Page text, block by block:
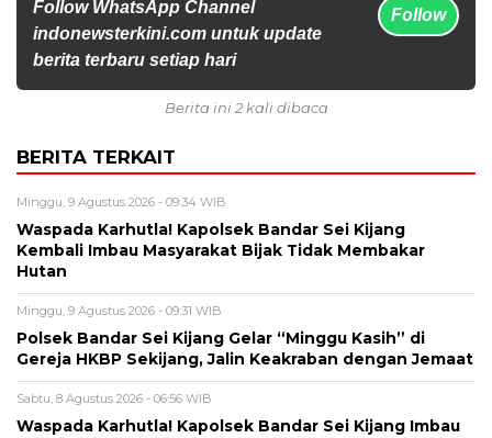
Follow WhatsApp Channel
indonewsterkini.com untuk update
berita terbaru setiap hari
Follow
Berita ini 2 kali dibaca
BERITA TERKAIT
Minggu, 9 Agustus 2026 - 09:34 WIB
Waspada Karhutla! Kapolsek Bandar Sei Kijang
Kembali Imbau Masyarakat Bijak Tidak Membakar
Hutan
Minggu, 9 Agustus 2026 - 09:31 WIB
Polsek Bandar Sei Kijang Gelar “Minggu Kasih” di
Gereja HKBP Sekijang, Jalin Keakraban dengan Jemaat
Sabtu, 8 Agustus 2026 - 06:56 WIB
Waspada Karhutla! Kapolsek Bandar Sei Kijang Imbau